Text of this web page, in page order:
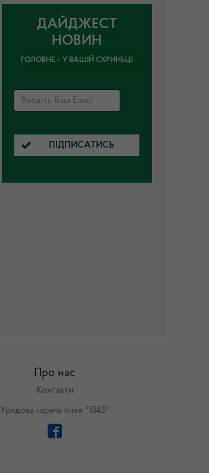
ДАЙДЖЕСТ
НОВИН
ГОЛОВНЕ – У ВАШІЙ СКРИНЬЦІ
ПІДПИСАТИСЬ
Про нас
Контакти
Урядова гаряча лінія "1545"